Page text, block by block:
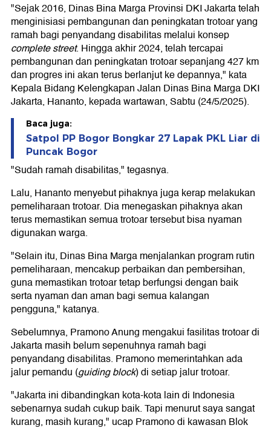
"Sejak 2016, Dinas Bina Marga Provinsi DKI Jakarta telah
menginisiasi pembangunan dan peningkatan trotoar yang
ramah bagi penyandang disabilitas melalui konsep
complete street. Hingga akhir 2024, telah tercapai
pembangunan dan peningkatan trotoar sepanjang 427 km
dan progres ini akan terus berlanjut ke depannya," kata
Kepala Bidang Kelengkapan Jalan Dinas Bina Marga DKI
Jakarta, Hananto, kepada wartawan, Sabtu (24/5/2025).
Baca juga:
Satpol PP Bogor Bongkar 27 Lapak PKL Liar di
Puncak Bogor
"Sudah ramah disabilitas," tegasnya.
Lalu, Hananto menyebut pihaknya juga kerap melakukan
pemeliharaan trotoar. Dia menegaskan pihaknya akan
terus memastikan semua trotoar tersebut bisa nyaman
digunakan warga.
"Selain itu, Dinas Bina Marga menjalankan program rutin
pemeliharaan, mencakup perbaikan dan pembersihan,
guna memastikan trotoar tetap berfungsi dengan baik
serta nyaman dan aman bagi semua kalangan
pengguna," katanya.
Sebelumnya, Pramono Anung mengakui fasilitas trotoar di
Jakarta masih belum sepenuhnya ramah bagi
penyandang disabilitas. Pramono memerintahkan ada
jalur pemandu (guiding block) di setiap jalur trotoar.
"Jakarta ini dibandingkan kota-kota lain di Indonesia
sebenarnya sudah cukup baik. Tapi menurut saya sangat
kurang, masih kurang," ucap Pramono di kawasan Blok